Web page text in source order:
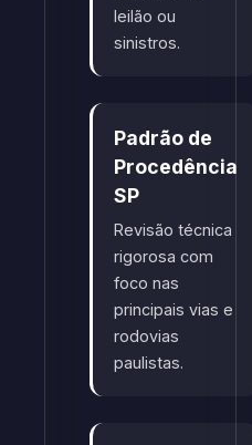
leilão ou
sinistros.
Padrão de
Procedência
SP
Revisão técnica
rigorosa com
foco nas
principais vias e
rodovias
paulistas.